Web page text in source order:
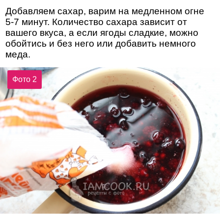
Добавляем сахар, варим на медленном огне
5-7 минут. Количество сахара зависит от
вашего вкуса, а если ягоды сладкие, можно
обойтись и без него или добавить немного
меда.
Фото 2